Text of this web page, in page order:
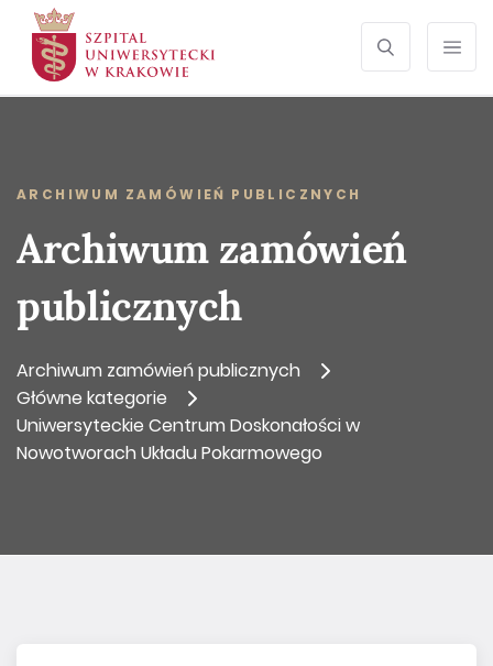
Otwórz
SEARCH
ARCHIWUM ZAMÓWIEŃ PUBLICZNYCH
Archiwum zamówień
publicznych
Archiwum zamówień publicznych
Główne kategorie
Uniwersyteckie Centrum Doskonałości w
Nowotworach Układu Pokarmowego